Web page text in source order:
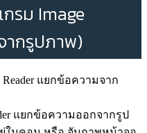
รม Image
ากรูปภาพ)
แยกข้อความออกจากรูป